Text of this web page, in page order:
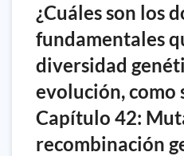
¿Cuáles son los
fundamentales
diversidad
evolución, como
Capítulo 42:
recombinación